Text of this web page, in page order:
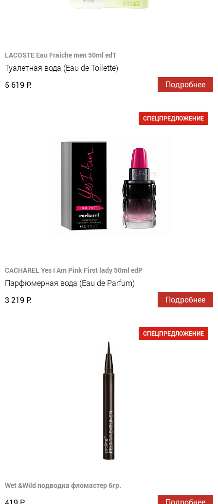
LACOSTE Eau Fraiche men 50ml edT
Туалетная вода (Eau de Toilette)
5 619 Р.
Подробнее
СПЕЦПРЕДЛОЖЕНИЕ
CACHAREL Yes I Am Pink First lady 50ml edP
Парфюмерная вода (Eau de Parfum)
3 219 Р.
Подробнее
СПЕЦПРЕДЛОЖЕНИЕ
Wet &Wild подводка фломастер 6гр.